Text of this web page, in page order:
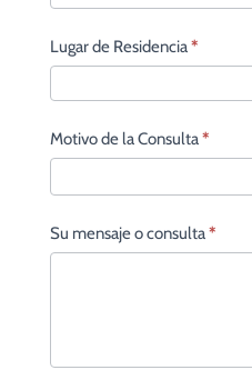
Lugar de Residencia*
Motivo de la Consulta*
Su mensaje o consulta*